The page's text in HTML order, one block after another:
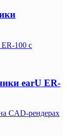
100 с
earU ER-
CAD-рендерах